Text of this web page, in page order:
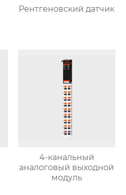
Рентгеновский датчик
4-канальный
аналоговый выходной
модуль